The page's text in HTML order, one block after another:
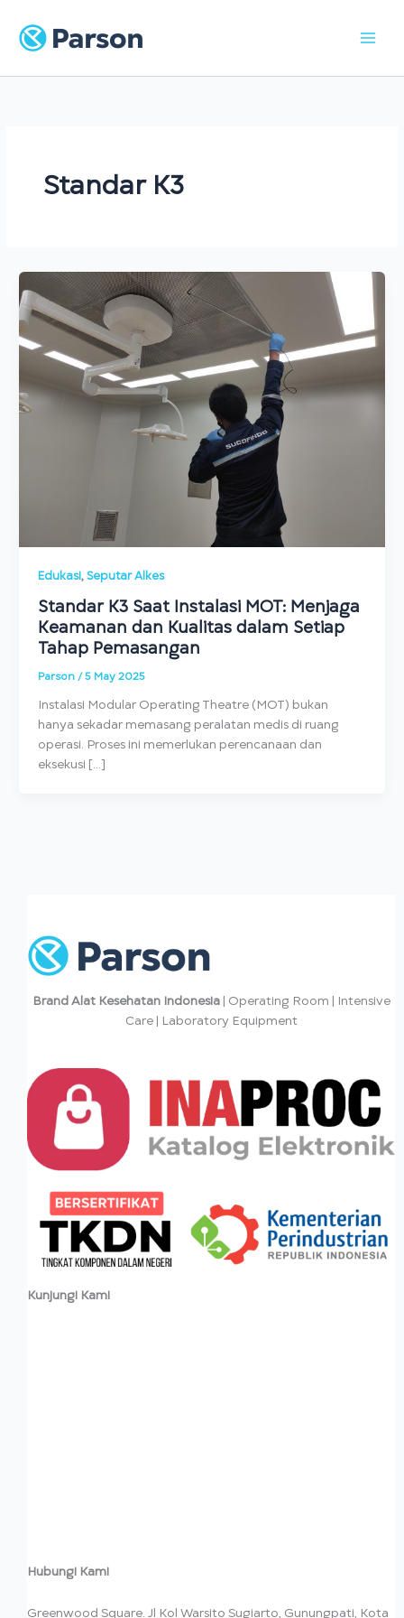
content
Standar K3
Edukasi,Seputar Alkes
Standar K3 Saat Instalasi MOT: Menjaga
Keamanan dan Kualitas dalam Setiap
Tahap Pemasangan
Parson/5 May 2025
Instalasi Modular Operating Theatre (MOT) bukan
hanya sekadar memasang peralatan medis di ruang
operasi. Proses ini memerlukan perencanaan dan
eksekusi […]
Brand Alat Kesehatan Indonesia| Operating Room | Intensive
Care | Laboratory Equipment
Kunjungi Kami
Hubungi Kami
Greenwood Square. Jl Kol Warsito Sugiarto, Gunungpati, Kota